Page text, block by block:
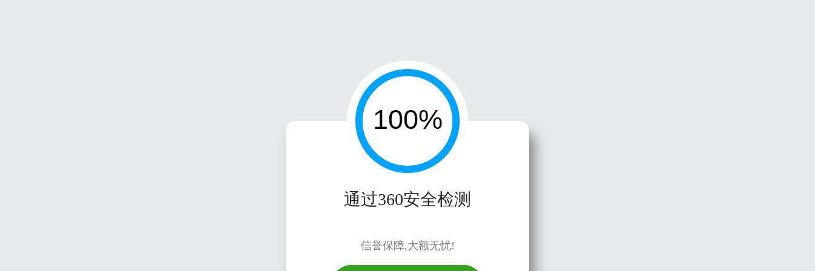
通过360安全检测
信誉保障,大额无忧!